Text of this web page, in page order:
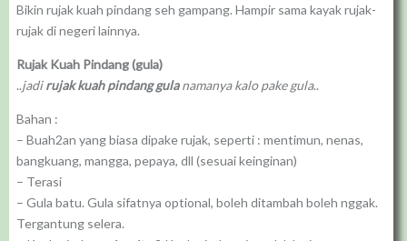
Bikin rujak kuah pindang seh gampang. Hampir sama kayak rujak-
rujak di negeri lainnya.
Rujak Kuah Pindang (gula)
..jadirujak kuah pindang gulanamanya kalo pake gula..
Bahan :
– Buah2an yang biasa dipake rujak, seperti : mentimun, nenas,
bangkuang, mangga, pepaya, dll (sesuai keinginan)
– Terasi
– Gula batu. Gula sifatnya optional, boleh ditambah boleh nggak.
Tergantung selera.